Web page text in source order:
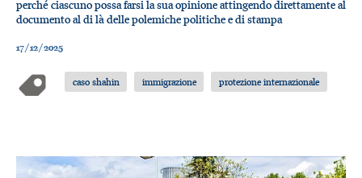
perché ciascuno possa farsi la sua opinione attingendo direttamente al
documento al di là delle polemiche politiche e di stampa
17/12/2025
caso shahin immigrazione protezione internazionale